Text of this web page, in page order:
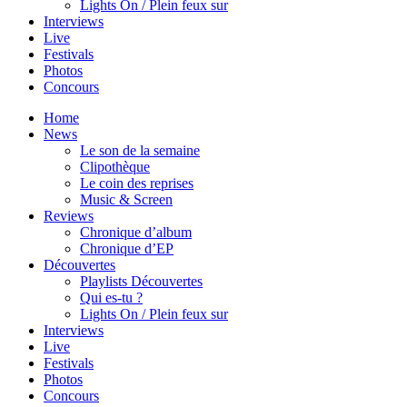
Lights On / Plein feux sur
Interviews
Live
Festivals
Photos
Concours
Home
News
Le son de la semaine
Clipothèque
Le coin des reprises
Music & Screen
Reviews
Chronique d’album
Chronique d’EP
Découvertes
Playlists Découvertes
Qui es-tu ?
Lights On / Plein feux sur
Interviews
Live
Festivals
Photos
Concours